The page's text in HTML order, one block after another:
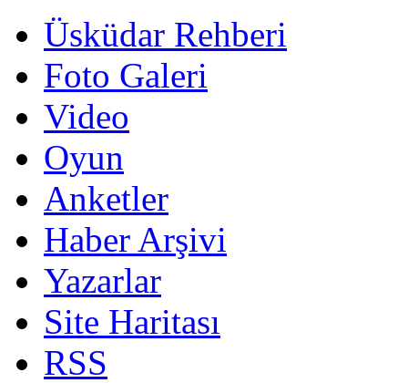
Üsküdar Rehberi
Foto Galeri
Video
Oyun
Anketler
Haber Arşivi
Yazarlar
Site Haritası
RSS